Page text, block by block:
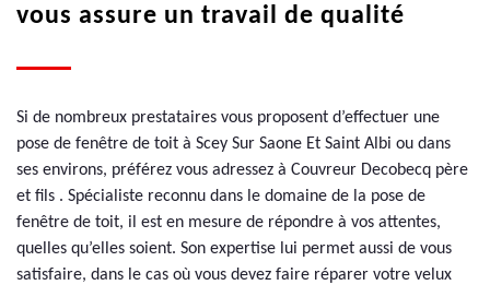
vous assure un travail de qualité
Si de nombreux prestataires vous proposent d’effectuer une
pose de fenêtre de toit à Scey Sur Saone Et Saint Albi ou dans
ses environs, préférez vous adressez à Couvreur Decobecq père
et fils . Spécialiste reconnu dans le domaine de la pose de
fenêtre de toit, il est en mesure de répondre à vos attentes,
quelles qu’elles soient. Son expertise lui permet aussi de vous
satisfaire, dans le cas où vous devez faire réparer votre velux